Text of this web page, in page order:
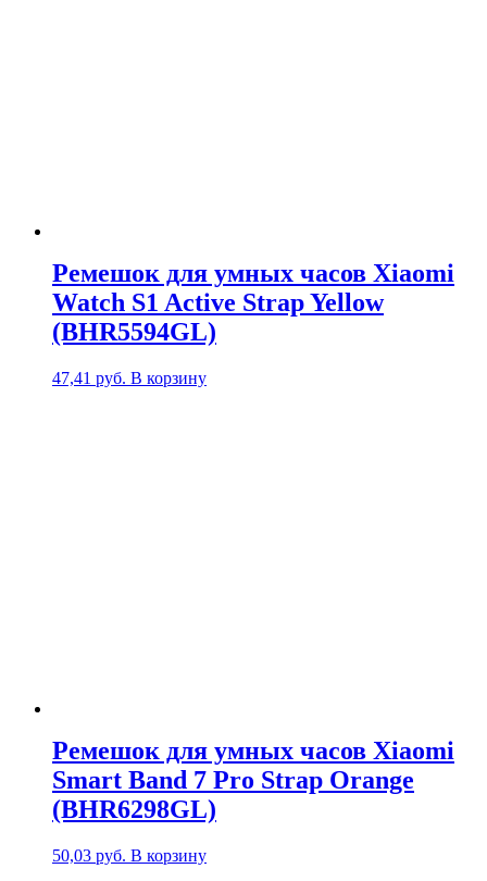
Ремешок для умных часов Xiaomi
Watch S1 Active Strap Yellow
(BHR5594GL)
47,41 руб. В корзину
Ремешок для умных часов Xiaomi
Smart Band 7 Pro Strap Orange
(BHR6298GL)
50,03 руб. В корзину